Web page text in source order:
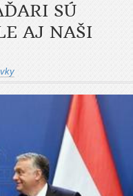
SÚ
AJ NAŠI